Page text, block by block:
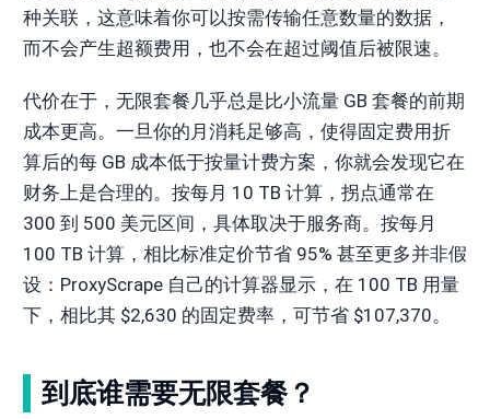
种关联，这意味着你可以按需传输任意数量的数据，
而不会产生超额费用，也不会在超过阈值后被限速。
代价在于，无限套餐几乎总是比小流量 GB 套餐的前期
成本更高。一旦你的月消耗足够高，使得固定费用折
算后的每 GB 成本低于按量计费方案，你就会发现它在
财务上是合理的。按每月 10 TB 计算，拐点通常在
300 到 500 美元区间，具体取决于服务商。按每月
100 TB 计算，相比标准定价节省 95% 甚至更多并非假
设：ProxyScrape 自己的计算器显示，在 100 TB 用量
下，相比其 $2,630 的固定费率，可节省 $107,370。
到底谁需要无限套餐？